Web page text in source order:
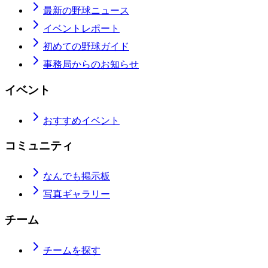
最新の野球ニュース
イベントレポート
初めての野球ガイド
事務局からのお知らせ
イベント
おすすめイベント
コミュニティ
なんでも掲示板
写真ギャラリー
チーム
チームを探す